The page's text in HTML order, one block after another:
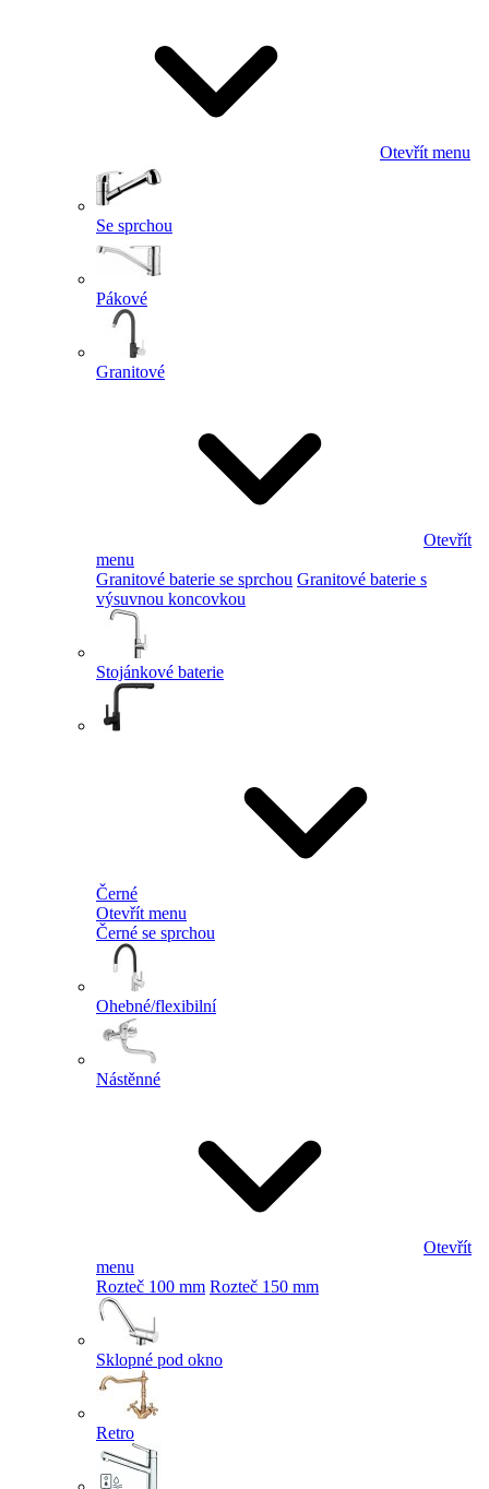
Otevřít menu
Se sprchou
Pákové
Granitové
Otevřít
menu
Granitové baterie se sprchou Granitové baterie s
výsuvnou koncovkou
Stojánkové baterie
Černé
Otevřít menu
Černé se sprchou
Ohebné/flexibilní
Nástěnné
Otevřít
menu
Rozteč 100 mm Rozteč 150 mm
Sklopné pod okno
Retro